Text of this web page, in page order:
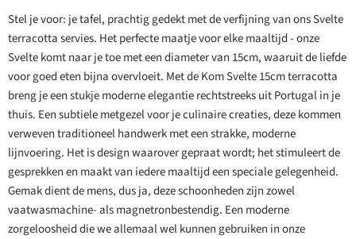
Stel je voor: je tafel, prachtig gedekt met de verfijning van ons Svelte
terracotta servies. Het perfecte maatje voor elke maaltijd - onze
Svelte komt naar je toe met een diameter van 15cm, waaruit de liefde
voor goed eten bijna overvloeit. Met de Kom Svelte 15cm terracotta
breng je een stukje moderne elegantie rechtstreeks uit Portugal in je
thuis. Een subtiele metgezel voor je culinaire creaties, deze kommen
verweven traditioneel handwerk met een strakke, moderne
lijnvoering. Het is design waarover gepraat wordt; het stimuleert de
gesprekken en maakt van iedere maaltijd een speciale gelegenheid.
Gemak dient de mens, dus ja, deze schoonheden zijn zowel
vaatwasmachine- als magnetronbestendig. Een moderne
zorgeloosheid die we allemaal wel kunnen gebruiken in onze